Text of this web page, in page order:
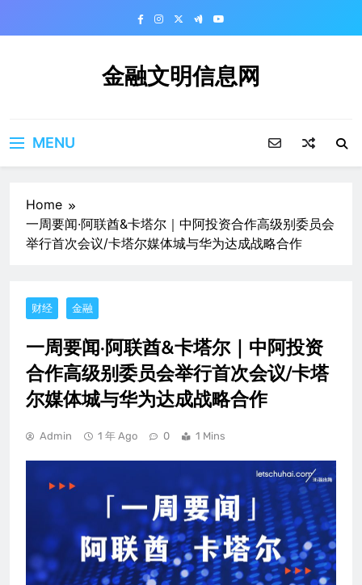
金融文明信息网
MENU
Home
一周要闻·阿联酋&卡塔尔｜中阿投资合作高级别委员会
举行首次会议/卡塔尔媒体城与华为达成战略合作
财经 金融
一周要闻·阿联酋&卡塔尔｜中阿投资
合作高级别委员会举行首次会议/卡塔
尔媒体城与华为达成战略合作
Admin 1 年 Ago 0 1 Mins